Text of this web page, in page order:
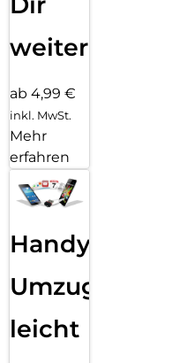
weiter
ab 4,99 €
inkl. MwSt.
Mehr
erfahren
Handy
Umzug
leicht